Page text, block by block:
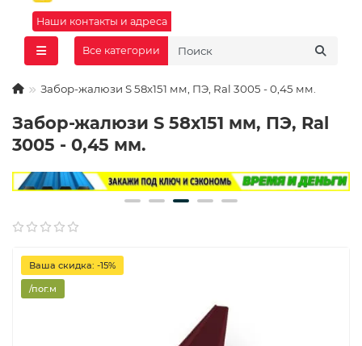
Наши контакты и адреса
Все категории
Забор-жалюзи S 58х151 мм, ПЭ, Ral 3005 - 0,45 мм.
Забор-жалюзи S 58х151 мм, ПЭ, Ral
3005 - 0,45 мм.
Ваша скидка: -15%
/пог.м